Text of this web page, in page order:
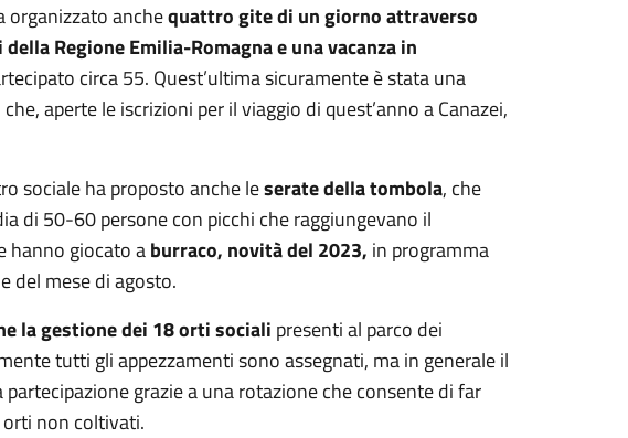
organizzato anchequattro gite di un giorno attraverso
Regione Emilia-Romagna e una vacanza in
circa 55. Quest’ultima sicuramente è stata una
aperte le iscrizioni per il viaggio di quest’anno a Canazei,
sociale ha proposto anche leserate della tombola, che
di 50-60 persone con picchi che raggiungevano il
hanno giocato aburraco, novità del 2023, in programma
del mese di agosto.
la gestione dei 18 orti sociali presenti al parco dei
tutti gli appezzamenti sono assegnati, ma in generale il
grazie a una rotazione che consente di far
non coltivati.